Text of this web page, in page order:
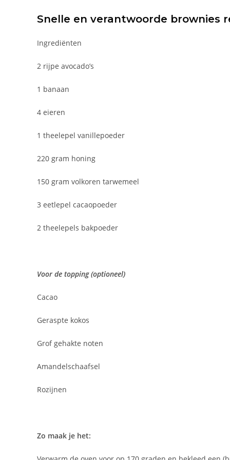
Snelle en verantwoorde brownies
Ingrediënten
2 rijpe avocado’s
1 banaan
4 eieren
1 theelepel vanillepoeder
220 gram honing
150 gram volkoren tarwemeel
3 eetlepel cacaopoeder
2 theelepels bakpoeder
Voor de topping (optioneel)
Cacao
Geraspte kokos
Grof gehakte noten
Amandelschaafsel
Rozijnen
Zo maak je het: